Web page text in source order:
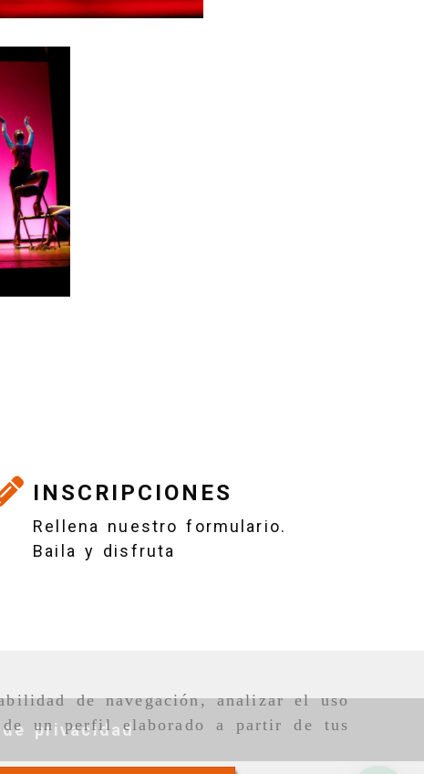
de navegación, analizar el uso
un perfil elaborado a partir de tus
INSCRIPCIONES
Rellena nuestro formulario.
Baila y disfruta
privacidad